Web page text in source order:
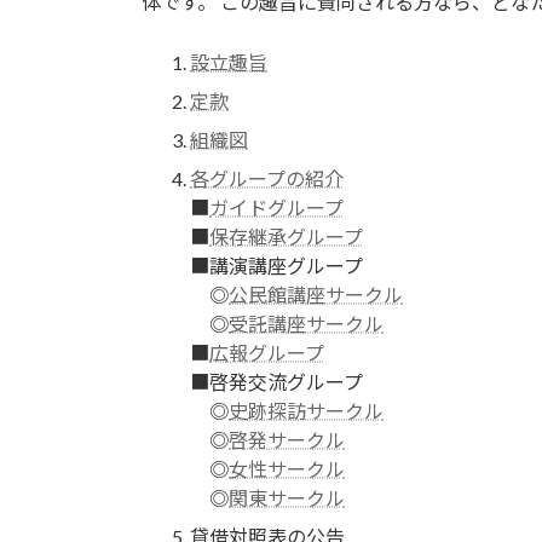
設立趣旨
定款
組織図
各グループの紹介
■ガイドグループ
■保存継承グループ
■講演講座グループ
◎公民館講座サークル
◎受託講座サークル
■広報グループ
■啓発交流グループ
◎史跡探訪サークル
◎啓発サークル
◎女性サークル
◎関東サークル
貸借対照表の公告